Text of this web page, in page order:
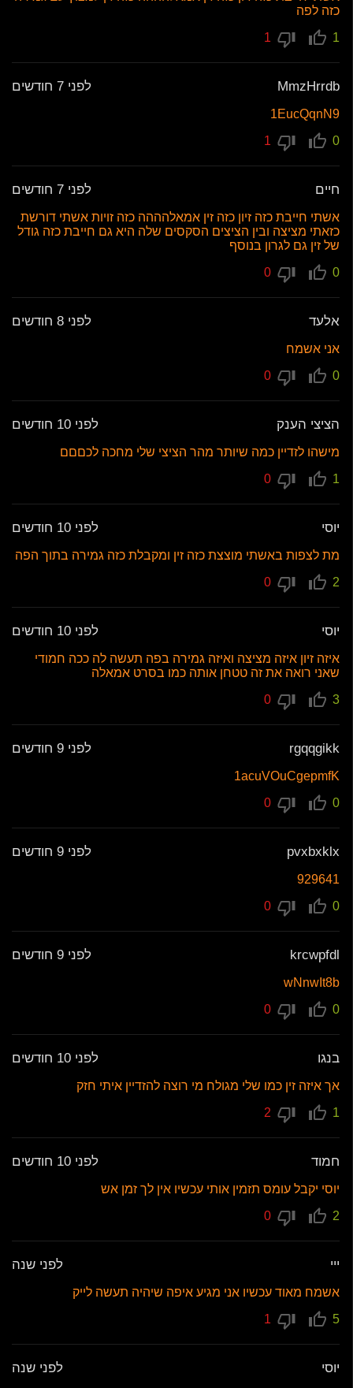
כזה לפה
1
MmzHrrdb לפני 7 חודשים
1EucQqnN9
0
חיים לפני 7 חודשים
אשתי חייבת כזה זיון כזה זין אמאלהההה כזה זויות אשתי דורשת
כזאתי מציצה ובין הציצים הסקסים שלה היא גם חייבת כזה גודל
של זין גם לגרון בנוסף
0
אלעד לפני 8 חודשים
אני אשמח
0
הציצי הענק לפני 10 חודשים
מישהו לזדיין כמה שיותר מהר הציצי שלי מחכה לכםםם
1
יוסי לפני 10 חודשים
מת לצפות באשתי מוצצת כזה זין ומקבלת כזה גמירה בתוך הפה
2
יוסי לפני 10 חודשים
איזה זיון איזה מציצה ואיזה גמירה בפה תעשה לה ככה חמודי
שאני רואה את זה טטחן אותה כמו בסרט אמאלה
3
rgqqgikk לפני 9 חודשים
1acuVOuCgepmfK
0
pvxbxklx לפני 9 חודשים
929641
0
krcwpfdl לפני 9 חודשים
wNnwIt8b
0
בנגו לפני 10 חודשים
אך איזה זין כמו שלי מגולח מי רוצה להזדיין איתי חזק
1
חמוד לפני 10 חודשים
יוסי יקבל עומס תזמין אותי עכשיו אין לך זמן אש
2
ייי לפני שנה
אשמח מאוד עכשיו אני מגיע איפה שיהיה תעשה לייק
5
יוסי לפני שנה